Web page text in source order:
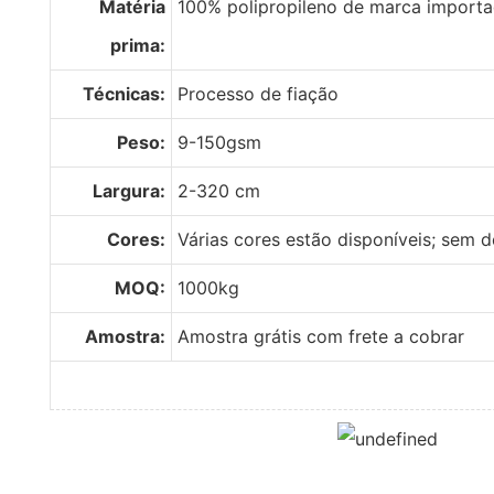
Matéria
prima:
100% polipropileno de marca
Técnicas: Processo de fiação
Peso: 9-150gsm
Largura: 2-320 cm
Cores: Várias cores estão disponíveis; sem
MOQ: 1000kg
Amostra: Amostra grátis com frete a cobrar